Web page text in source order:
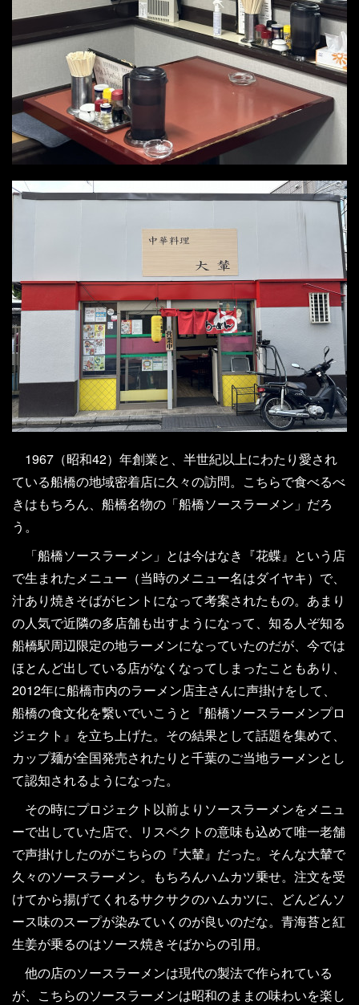
1967（昭和42）年創業と、半世紀以上にわたり愛され
ている船橋の地域密着店に久々の訪問。こちらで食べるべ
きはもちろん、船橋名物の「船橋ソースラーメン」だろ
う。
「船橋ソースラーメン」とは今はなき『花蝶』という店
で生まれたメニュー（当時のメニュー名はダイヤキ）で、
汁あり焼きそばがヒントになって考案されたもの。あまり
の人気で近隣の多店舗も出すようになって、知る人ぞ知る
船橋駅周辺限定の地ラーメンになっていたのだが、今では
ほとんど出している店がなくなってしまったこともあり、
2012年に船橋市内のラーメン店主さんに声掛けをして、
船橋の食文化を繋いでいこうと『船橋ソースラーメンプロ
ジェクト』を立ち上げた。その結果として話題を集めて、
カップ麺が全国発売されたりと千葉のご当地ラーメンとし
て認知されるようになった。
その時にプロジェクト以前よりソースラーメンをメニュ
ーで出していた店で、リスペクトの意味も込めて唯一老舗
で声掛けしたのがこちらの『大輦』だった。そんな大輦で
久々のソースラーメン。もちろんハムカツ乗せ。注文を受
けてから揚げてくれるサクサクのハムカツに、どんどんソ
ース味のスープが染みていくのが良いのだな。青海苔と紅
生姜が乗るのはソース焼きそばからの引用。
他の店のソースラーメンは現代の製法で作られている
が、こちらのソースラーメンは昭和のままの味わいを楽し